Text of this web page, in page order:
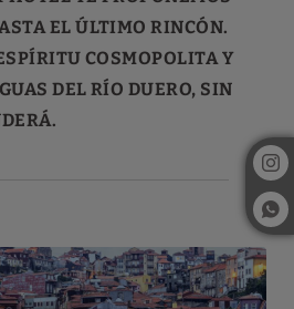
EL ÚLTIMO RINCÓN.
COSMOPOLITA Y
DEL RÍO DUERO, SIN